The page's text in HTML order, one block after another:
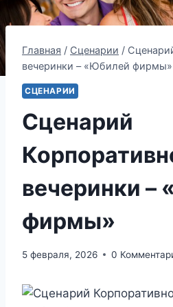
Главная / Сценарии /
вечеринки – «Юбилей фирмы»
СЦЕНАРИИ
Сценарий
вечеринки –
фирмы»
5 февраля, 2026 0